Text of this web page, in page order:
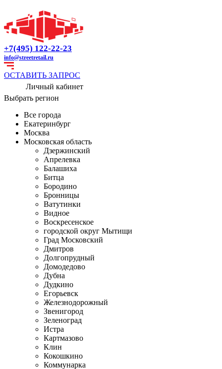
+7(495) 122-22-23
info@streetretail.ru
ОСТАВИТЬ ЗАПРОС
Личный кабинет
Выбрать регион
Все города
Екатеринбург
Москва
Московская область
Дзержинский
Апрелевка
Балашиха
Битца
Бородино
Бронницы
Ватутинки
Видное
Воскресенское
городской округ Мытищи
Град Московский
Дмитров
Долгопрудный
Домодедово
Дубна
Дудкино
Егорьевск
Железнодорожный
Звенигород
Зеленоград
Истра
Картмазово
Клин
Кокошкино
Коммунарка